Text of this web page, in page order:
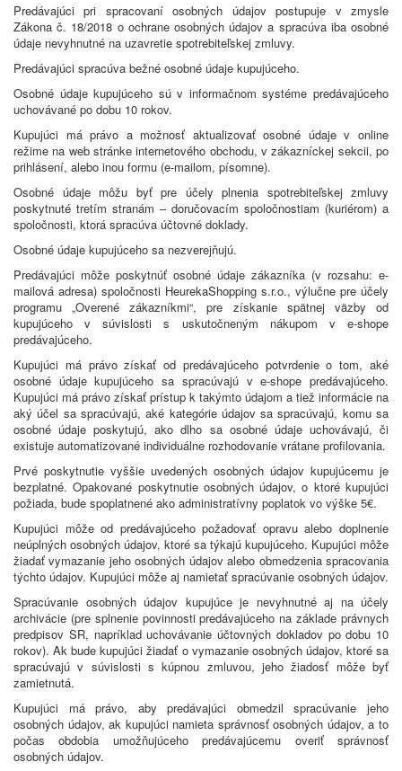
Predávajúci pri spracovaní osobných údajov postupuje v zmysle
Zákona č. 18/2018 o ochrane osobných údajov a spracúva iba osobné
údaje nevyhnutné na uzavretie spotrebiteľskej zmluvy.
Predávajúci spracúva bežné osobné údaje kupujúceho.
Osobné údaje kupujúceho sú v informačnom systéme predávajúceho
uchovávané po dobu 10 rokov.
Kupujúci má právo a možnosť aktualizovať osobné údaje v online
režime na web stránke internetového obchodu, v zákazníckej sekcii, po
prihlásení, alebo inou formu (e-mailom, písomne).
Osobné údaje môžu byť pre účely plnenia spotrebiteľskej zmluvy
poskytnuté tretím stranám – doručovacím spoločnostiam (kuriérom) a
spoločnosti, ktorá spracúva účtovné doklady.
Osobné údaje kupujúceho sa nezverejňujú.
Predávajúci môže poskytnúť osobné údaje zákazníka (v rozsahu: e-
mailová adresa) spoločnosti HeurekaShopping s.r.o., výlučne pre účely
programu „Overené zákazníkmi“, pre získanie spätnej väzby od
kupujúceho v súvislosti s uskutočneným nákupom v e-shope
predávajúceho.
Kupujúci má právo získať od predávajúceho potvrdenie o tom, aké
osobné údaje kupujúceho sa spracúvajú v e-shope predávajúceho.
Kupujúci má právo získať prístup k takýmto údajom a tiež informácie na
aký účel sa spracúvajú, aké kategórie údajov sa spracúvajú, komu sa
osobné údaje poskytujú, ako dlho sa osobné údaje uchovávajú, či
existuje automatizované individuálne rozhodovanie vrátane profilovania.
Prvé poskytnutie vyššie uvedených osobných údajov kupujúcemu je
bezplatné. Opakované poskytnutie osobných údajov, o ktoré kupujúci
požiada, bude spoplatnené ako administratívny poplatok vo výške 5€.
Kupujúci môže od predávajúceho požadovať opravu alebo doplnenie
neúplných osobných údajov, ktoré sa týkajú kupujúceho. Kupujúci môže
žiadať vymazanie jeho osobných údajov alebo obmedzenia spracovania
týchto údajov. Kupujúci môže aj namietať spracúvanie osobných údajov.
Spracúvanie osobných údajov kupujúce je nevyhnutné aj na účely
archivácie (pre splnenie povinnosti predávajúceho na základe právnych
predpisov SR, napríklad uchovávanie účtovných dokladov po dobu 10
rokov). Ak bude kupujúci žiadať o vymazanie osobných údajov, ktoré sa
spracúvajú v súvislosti s kúpnou zmluvou, jeho žiadosť môže byť
zamietnutá.
Kupujúci má právo, aby predávajúci obmedzil spracúvanie jeho
osobných údajov, ak kupujúci namieta správnosť osobných údajov, a to
počas obdobia umožňujúceho predávajúcemu overiť správnosť
osobných údajov.